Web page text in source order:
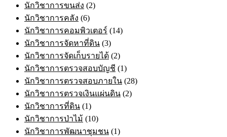
นักวิชาการขนส่ง (2)
นักวิชาการคลัง (6)
นักวิชาการคอมพิวเตอร์ (14)
นักวิชาการจัดหาที่ดิน (3)
นักวิชาการจัดเก็บรายได้ (2)
นักวิชาการตรวจสอบบัญชี (1)
นักวิชาการตรวจสอบภายใน (28)
นักวิชาการตรวจเงินแผ่นดิน (2)
นักวิชาการที่ดิน (1)
นักวิชาการป่าไม้ (10)
นักวิชาการพัฒนาชุมชน (1)